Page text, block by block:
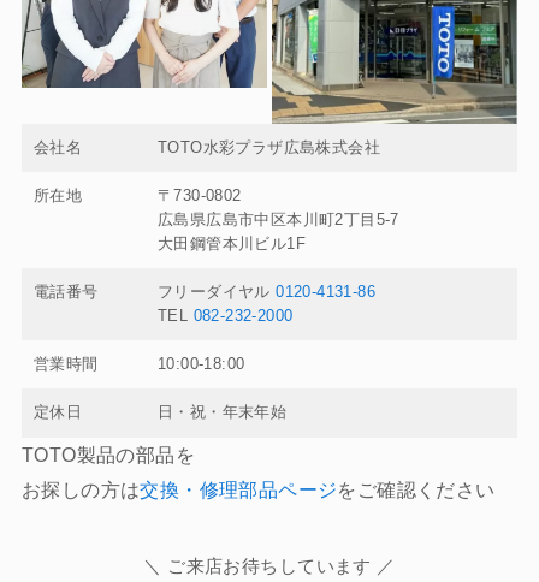
会社名 TOTO水彩プラザ広島株式会社
所在地
〒730-0802
広島県広島市中区本川町2丁目5-7
大田鋼管本川ビル1F
電話番号 フリーダイヤル0120-4131-86
TEL 082-232-2000
営業時間 10:00-18:00
定休日 日・祝・年末年始
TOTO製品の部品を
お探しの方は交換・修理部品ページをご確認ください
＼ ご来店お待ちしています ／